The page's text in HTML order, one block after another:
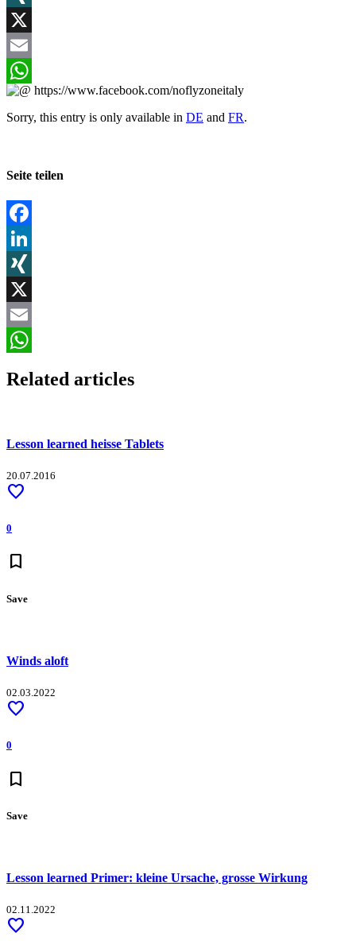
XING
X
Email
WhatsApp
Sorry, this entry is only available in DE and FR.
Seite teilen
Facebook
LinkedIn
XING
X
Email
Related articles
Lesson learned heisse Tablets
20.07.2016
favorite
0
bookmark
Save
Winds aloft
02.03.2022
favorite
0
bookmark
Save
Lesson learned Primer: kleine Ursache, grosse Wirkung
02.11.2022
favorite